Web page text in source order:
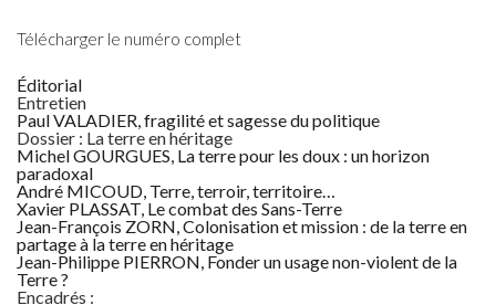
Télécharger le numéro complet
Éditorial
Entretien
Paul VALADIER, fragilité et sagesse du politique
Dossier : La terre en héritage
Michel GOURGUES, La terre pour les doux : un horizon
paradoxal
André MICOUD, Terre, terroir, territoire…
Xavier PLASSAT, Le combat des Sans-Terre
Jean-François ZORN, Colonisation et mission : de la terre en
partage à la terre en héritage
Jean-Philippe PIERRON, Fonder un usage non-violent de la
Terre ?
Encadrés :